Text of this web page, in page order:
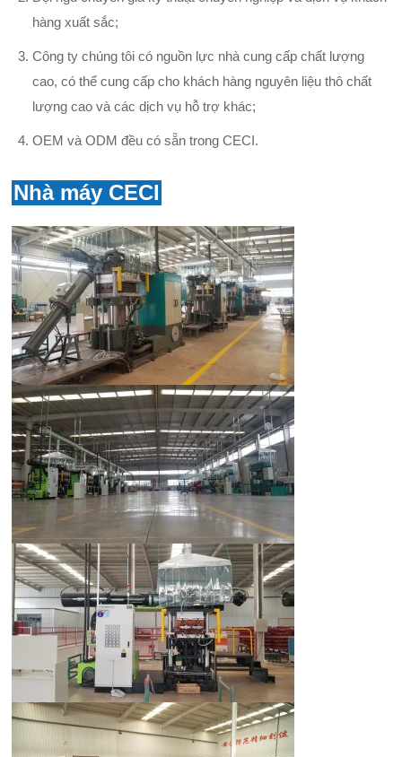
hàng xuất sắc;
Công ty chúng tôi có nguồn lực nhà cung cấp chất lượng
cao, có thể cung cấp cho khách hàng nguyên liệu thô chất
lượng cao và các dịch vụ hỗ trợ khác;
OEM và ODM đều có sẵn trong CECI.
Nhà máy CECI